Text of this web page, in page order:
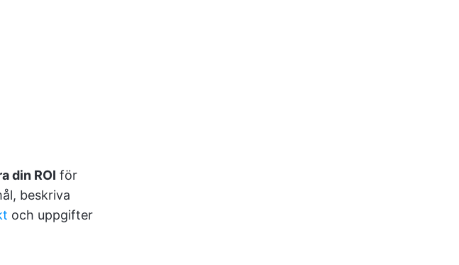
din ROI för
beskriva
och uppgifter